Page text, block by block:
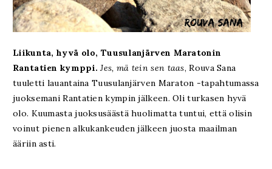
Liikunta, hyvä olo, Tuusulanjärven Maratonin
Rantatien kymppi.Jes, mä tein sen taas, Rouva Sana
tuuletti lauantaina Tuusulanjärven Maraton -tapahtumassa
juoksemani Rantatien kympin jälkeen. Oli turkasen hyvä
olo. Kuumasta juoksusäästä huolimatta tuntui, että olisin
voinut pienen alkukankeuden jälkeen juosta maailman
ääriin asti.